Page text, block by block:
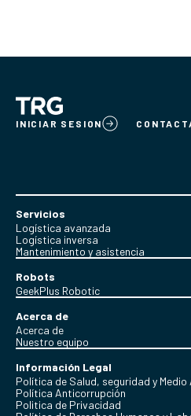
INICIAR SESION
Servicios
Logística avanzada
Logística inversa
Mantenimiento y asistencia
Robots
GeekPlus Robotic
Acerca de
Acerca de
Nuestro equipo
Información Legal
Política de Salud, seguridad y Medio
Política Anticorrupción
Politica de Privacidad